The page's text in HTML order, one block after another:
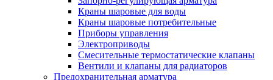
Краны шаровые для воды
Краны шаровые потребительные
Приборы управления
Электроприводы
Смесительные термостатические клапаны
Вентили и клапаны для радиаторов
Предохранительная арматура